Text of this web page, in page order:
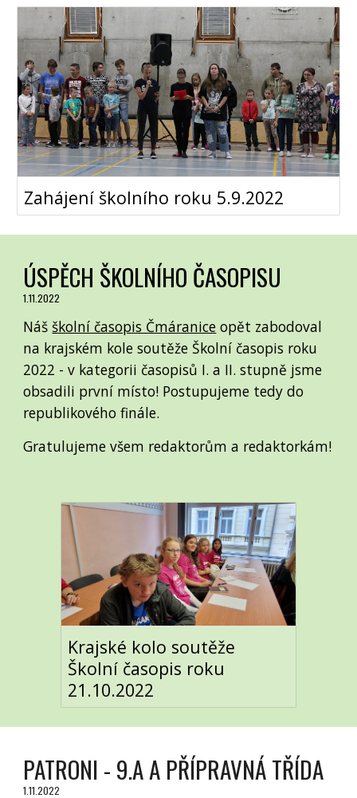
Zahájení školního roku 5.9.2022
ÚSPĚCH ŠKOLNÍHO ČASOPISU
1.11.2022
Náš školní časopis Čmáranice opět zabodoval
na krajském kole soutěže Školní časopis roku
2022 - v kategorii časopisů I. a II. stupně jsme
obsadili první místo! Postupujeme tedy do
republikového finále.
Gratulujeme všem redaktorům a redaktorkám!
Krajské kolo soutěže
Školní časopis roku
21.10.2022
PATRONI - 9.A A PŘÍPRAVNÁ TŘÍDA
1.11.2022